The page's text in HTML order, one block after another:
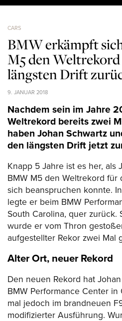
CARS
BMW erkämpft
M5 den
längsten Drift
9. JANUAR 2018
Nachdem sein im Jahre
Weltrekord bereits zwei
haben Johan Schwartz
den längsten Drift jetzt
Knapp 5 Jahre ist es her, als
BMW M5 den Weltrekord für
sich beanspruchen konnte.
legte er beim BMW
South Carolina, quer zurück.
wurde er vom Thron
aufgestellter Rekor zwei Mal
Alter Ort, neuer Rekord
Den neuen Rekord hat
BMW Performance Center
mal jedoch im brandneuen
modifizierter Ausführung.